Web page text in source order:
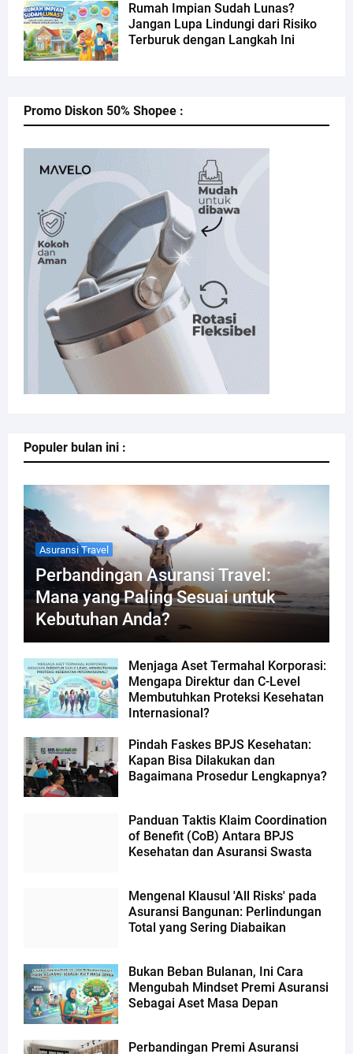
Rumah Impian Sudah Lunas?
Jangan Lupa Lindungi dari Risiko
Terburuk dengan Langkah Ini
Promo Diskon 50% Shopee :
Populer bulan ini :
Asuransi Travel
Perbandingan Asuransi Travel:
Mana yang Paling Sesuai untuk
Kebutuhan Anda?
Menjaga Aset Termahal Korporasi:
Mengapa Direktur dan C-Level
Membutuhkan Proteksi Kesehatan
Internasional?
Pindah Faskes BPJS Kesehatan:
Kapan Bisa Dilakukan dan
Bagaimana Prosedur Lengkapnya?
Panduan Taktis Klaim Coordination
of Benefit (CoB) Antara BPJS
Kesehatan dan Asuransi Swasta
Mengenal Klausul 'All Risks' pada
Asuransi Bangunan: Perlindungan
Total yang Sering Diabaikan
Bukan Beban Bulanan, Ini Cara
Mengubah Mindset Premi Asuransi
Sebagai Aset Masa Depan
Perbandingan Premi Asuransi